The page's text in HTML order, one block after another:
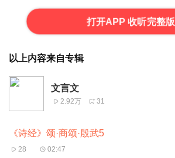
打开APP 收听完整版
以上内容来自专辑
文言文
2.92万 31
《诗经》颂·商颂·殷武5
28 02:47